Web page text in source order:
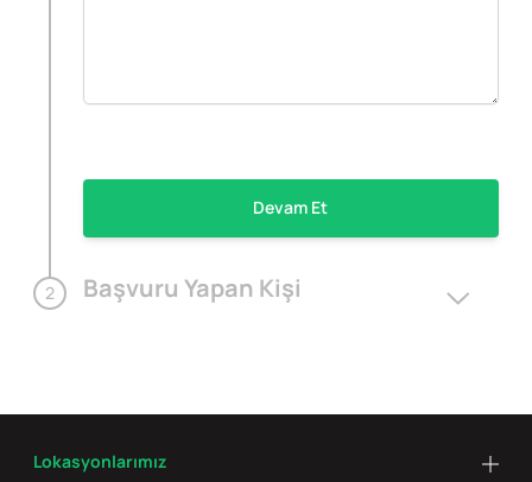
Devam Et
2 Başvuru Yapan Kişi
Lokasyonlarımız